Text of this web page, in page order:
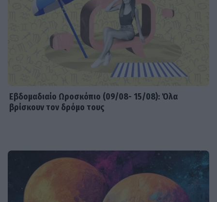
Εβδομαδιαίo Ωροσκόπιο (09/08- 15/08): Όλα
βρίσκουν τον δρόμο τους